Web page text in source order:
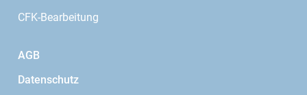
CFK-Bearbeitung
AGB
Datenschutz